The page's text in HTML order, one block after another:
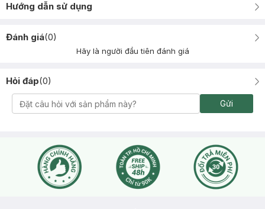
Hướng dẫn sử dụng
Đánh giá(0)
Hãy là người đầu tiên đánh giá
Hỏi đáp(0)
Gửi